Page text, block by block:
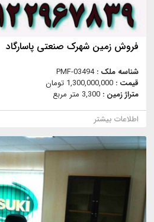
فروش زمین شهرک صنعتی پاسارگاد
شناسه ملک :PMF-03494
قیمت : 1,300,000,000 تومان
متراژ زمین : 3,300 متر مربع
اطلاعات بیشتر